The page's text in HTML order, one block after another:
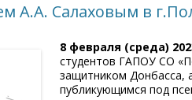
А.А. Салаховым в
8 февраля (среда)
студентов ГАПОУ СО
защитником
публикующимся под